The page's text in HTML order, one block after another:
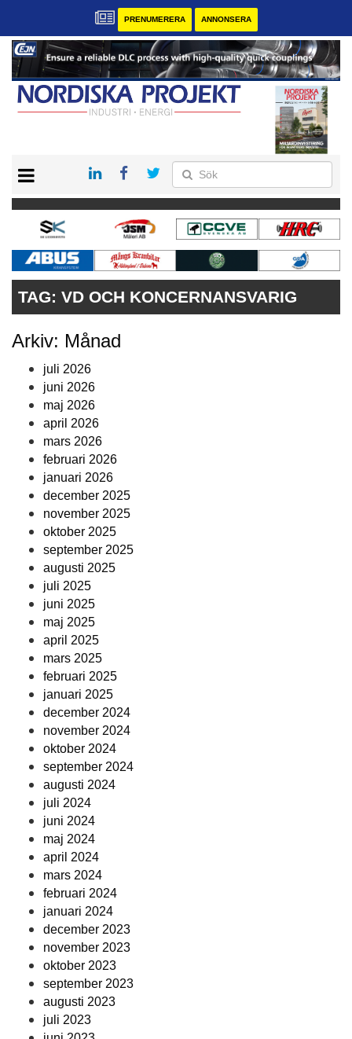
PRENUMERERA ANNONSERA
KONTAKT
VÅRA ANDRA MAGASIN
PRENUMERERA
ANNONSERA
TAG: VD OCH KONCERNANSVARIG
Arkiv: Månad
juli 2026
juni 2026
maj 2026
april 2026
mars 2026
februari 2026
januari 2026
december 2025
november 2025
oktober 2025
september 2025
augusti 2025
juli 2025
juni 2025
maj 2025
april 2025
mars 2025
februari 2025
januari 2025
december 2024
november 2024
oktober 2024
september 2024
augusti 2024
juli 2024
juni 2024
maj 2024
april 2024
mars 2024
februari 2024
januari 2024
december 2023
november 2023
oktober 2023
september 2023
augusti 2023
juli 2023